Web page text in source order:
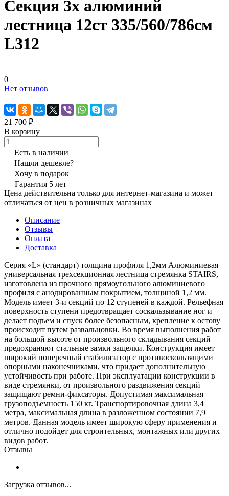
Секция 3х алюминий
лестница 12ст 335/560/786см
L312
0
Нет отзывов
21 700 ₽
В корзину
Есть в наличии
Нашли дешевле?
Хочу в подарок
Гарантия 5 лет
Цена действительна только для интернет-магазина и может
отличаться от цен в розничных магазинах
Описание
Отзывы
Оплата
Доставка
Серия «L» (стандарт) толщина профиля 1,2мм Алюминиевая
универсальная трехсекционная лестница стремянка STAIRS,
изготовлена из прочного прямоугольного алюминиевого
профиля с анодированным покрытием, толщиной 1,2 мм.
Модель имеет 3-и секций по 12 ступеней в каждой. Рельефная
поверхность ступени предотвращает соскальзывание ног и
делает подъем и спуск более безопасным, крепление к остову
происходит путем развальцовки. Во время выполнения работ
на большой высоте от произвольного складывания секций
предохраняют стальные замки защелки. Конструкция имеет
широкий поперечный стабилизатор с противоскользящими
опорными наконечниками, что придает дополнительную
устойчивость при работе. При эксплуатации конструкции в
виде стремянки, от произвольного раздвижения секций
защищают ремни-фиксаторы. Допустимая максимальная
грузоподъемность 150 кг. Транспортировочная длина 3,4
метра, максимальная длина в разложенном состоянии 7,9
метров. Данная модель имеет широкую сферу применения и
отлично подойдет для строительных, монтажных или других
видов работ.
Отзывы
Загрузка отзывов...